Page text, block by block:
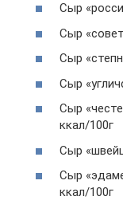
Сыр
Сыр
Сыр
Сыр
Сыр
ккал/100г
Сыр
Сыр
ккал/100г